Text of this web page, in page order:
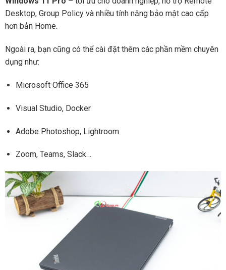
Desktop, Group Policy và nhiều tính năng bảo mật cao cấp
hơn bản Home.
Ngoài ra, bạn cũng có thể cài đặt thêm các phần mềm chuyên
dụng như:
Microsoft Office 365
Visual Studio, Docker
Adobe Photoshop, Lightroom
Zoom, Teams, Slack…